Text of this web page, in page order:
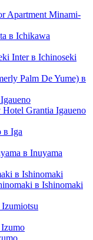
Apartment Minami-
в Ichikawa
Inter в Ichinoseki
Palm De Yume) в
Grantia Igaueno
в Iga
в Inuyama
в Ishinomaki
в Ishinomaki